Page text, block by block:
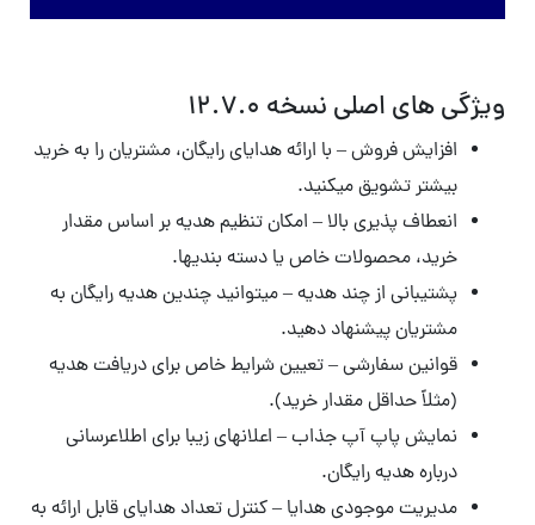
ویژگی های اصلی نسخه ۱۲.۷.۰
افزایش فروش – با ارائه هدایای رایگان، مشتریان را به خرید
بیشتر تشویق میکنید.
انعطاف پذیری بالا – امکان تنظیم هدیه بر اساس مقدار
خرید، محصولات خاص یا دسته بندیها.
پشتیبانی از چند هدیه – میتوانید چندین هدیه رایگان به
مشتریان پیشنهاد دهید.
قوانین سفارشی – تعیین شرایط خاص برای دریافت هدیه
(مثلاً حداقل مقدار خرید).
نمایش پاپ آپ جذاب – اعلانهای زیبا برای اطلاعرسانی
درباره هدیه رایگان.
مدیریت موجودی هدایا – کنترل تعداد هدایای قابل ارائه به